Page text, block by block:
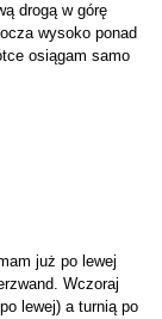
drogą w górę
wysoko ponad
osiągam samo
już po lewej
Wczoraj
lewej) a turnią po